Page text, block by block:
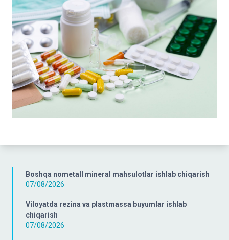
Boshqa nometall mineral mahsulotlar ishlab chiqarish
07/08/2026
Viloyatda rezina va plastmassa buyumlar ishlab
chiqarish
07/08/2026